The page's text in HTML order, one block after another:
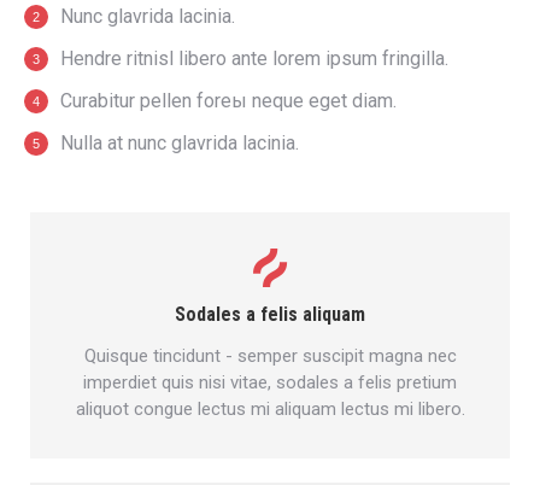
Nunc glavrida lacinia.
Hendre ritnisl libero ante lorem ipsum fringilla.
Curabitur pellen foreы neque eget diam.
Nulla at nunc glavrida lacinia.
Sodales a felis aliquam
Quisque tincidunt - semper suscipit magna nec
imperdiet quis nisi vitae, sodales a felis pretium
aliquot congue lectus mi aliquam lectus mi libero.